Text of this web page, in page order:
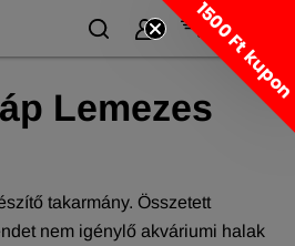
Lemezes
takarmány. Összetett
nem igénylő akváriumi halak
1500 Ft